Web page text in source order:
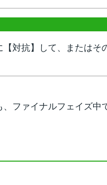
対抗】して、またはそ
ファイナルフェイズ中